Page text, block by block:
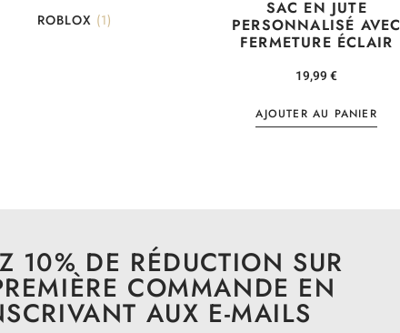
ROBLOX (1)
SAC EN JUTE
PERSONNALISÉ AVEC
FERMETURE ÉCLAIR
19,99€
AJOUTER AU PANIER
10% DE RÉDUCTION SUR
COMMANDE EN
AUX E-MAILS